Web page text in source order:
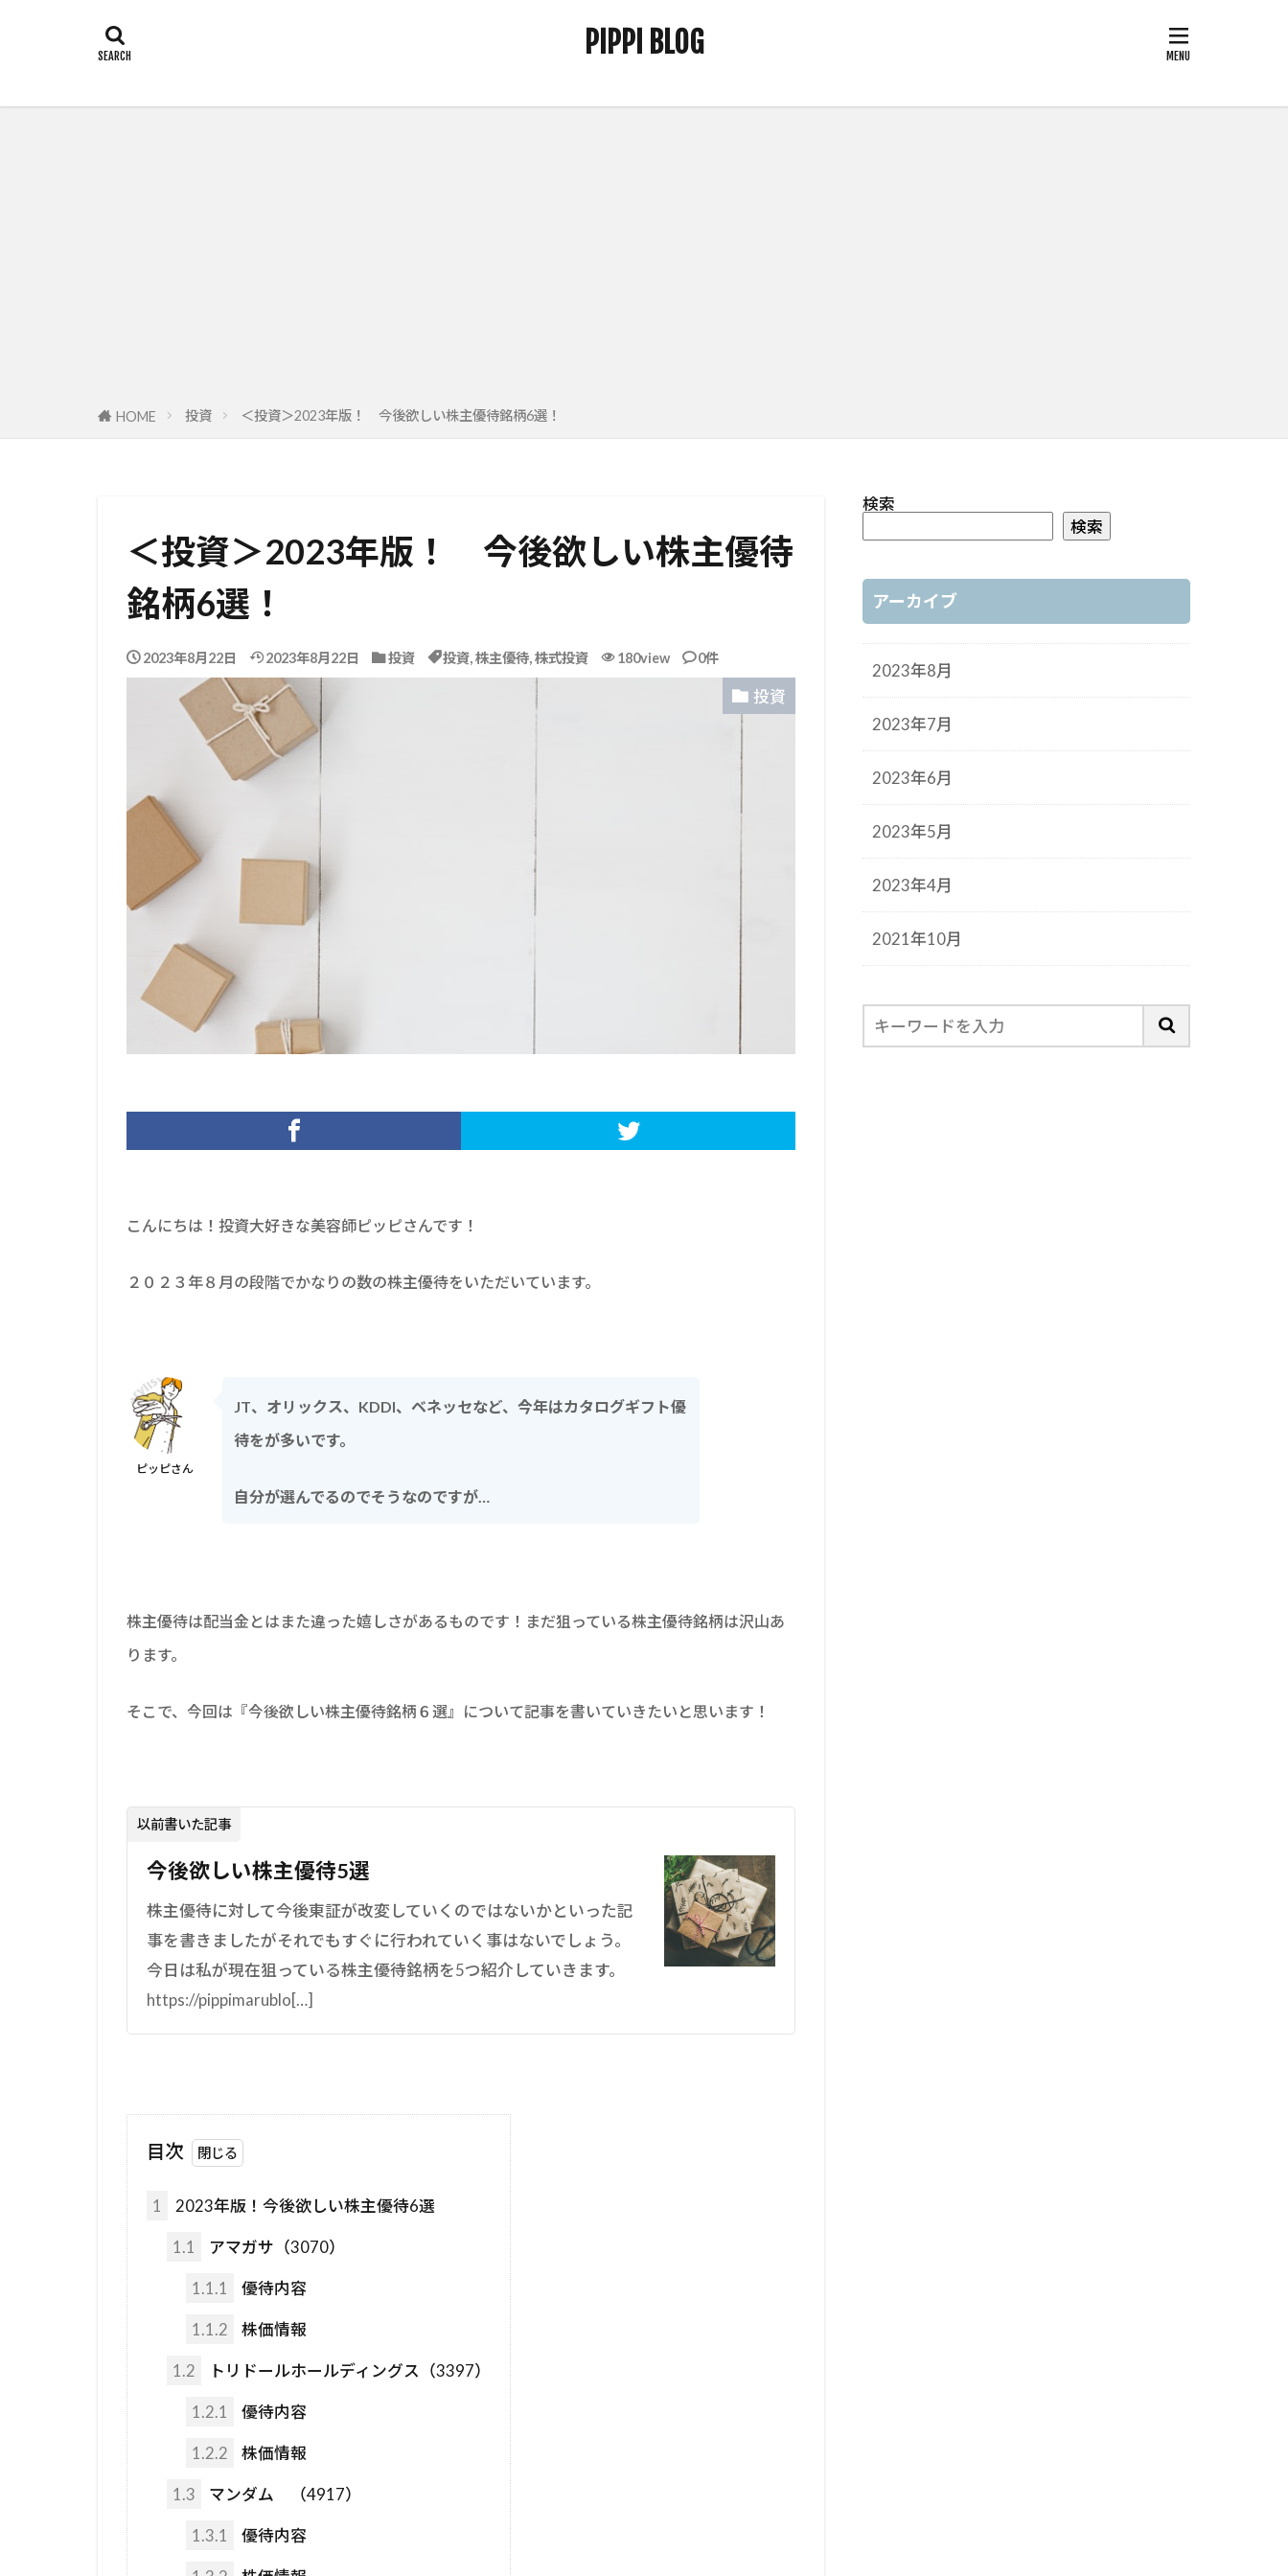
PIPPI BLOG
HOME 投資 ＜投資＞2023年版！ 今後欲しい株主優待銘柄6選！
＜投資＞2023年版！ 今後欲しい株主優待
銘柄6選！
2023年8月22日 2023年8月22日 投資 投資,株主優待,株式投資 180view 0件
投資
こんにちは！投資大好きな美容師ピッピさんです！
２０２３年８月の段階でかなりの数の株主優待をいただいています。
ピッピさん
JT、オリックス、KDDI、ベネッセなど、今年はカタログギフト優
待をが多いです。
自分が選んでるのでそうなのですが…
株主優待は配当金とはまた違った嬉しさがあるものです！まだ狙っている株主優待銘柄は沢山あ
ります。
そこで、今回は『今後欲しい株主優待銘柄６選』について記事を書いていきたいと思います！
以前書いた記事
今後欲しい株主優待5選
株主優待に対して今後東証が改変していくのではないかといった記
事を書きましたがそれでもすぐに行われていく事はないでしょう。
今日は私が現在狙っている株主優待銘柄を5つ紹介していきます。
https://pippimarublo[…]
目次
1 2023年版！今後欲しい株主優待6選
1.1 アマガサ（3070）
1.1.1 優待内容
1.1.2 株価情報
1.2 トリドールホールディングス（3397）
1.2.1 優待内容
1.2.2 株価情報
1.3 マンダム （4917）
1.3.1 優待内容
検索
検索
アーカイブ
2023年8月
2023年7月
2023年6月
2023年5月
2023年4月
2021年10月